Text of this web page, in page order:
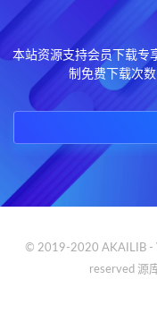
本站资源支持会员下载专
制免费下载次
© 2019-2020 AKAILIB -
reserved 源